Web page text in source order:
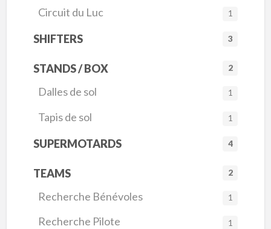
Circuit du Luc 1
SHIFTERS 3
STANDS / BOX 2
Dalles de sol 1
Tapis de sol 1
SUPERMOTARDS 4
TEAMS 2
Recherche Bénévoles 1
Recherche Pilote 1